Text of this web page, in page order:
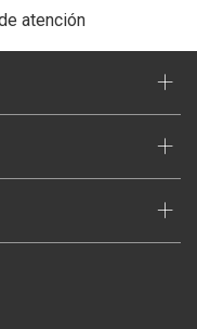
atención
+
+
+